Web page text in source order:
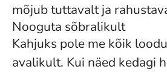
mõjub tuttavalt ja
Nooguta sõbralikult
Kahjuks pole me kõik
avalikult. Kui näed kedagi